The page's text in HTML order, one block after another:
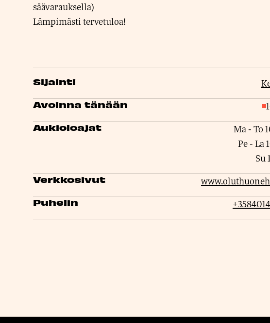
säävarauksella)
Lämpimästi tervetuloa!
Sijainti
Avoinna tänään
S
l
j
t
t
Aukioloajat Ma - To
Pe - La
Su
Verkkosivut
Puhelin